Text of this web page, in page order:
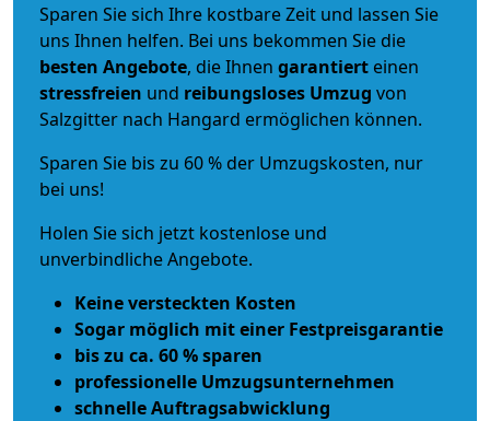
Sparen Sie sich Ihre kostbare Zeit und lassen Sie
uns Ihnen helfen. Bei uns bekommen Sie die
besten Angebote, die Ihnen garantiert einen
stressfreien und reibungsloses Umzug von
Salzgitter nach Hangard ermöglichen können.
Sparen Sie bis zu 60 % der Umzugskosten, nur
bei uns!
Holen Sie sich jetzt kostenlose und
unverbindliche Angebote.
Keine versteckten Kosten
Sogar möglich mit einer Festpreisgarantie
bis zu ca. 60 % sparen
professionelle Umzugsunternehmen
schnelle Auftragsabwicklung